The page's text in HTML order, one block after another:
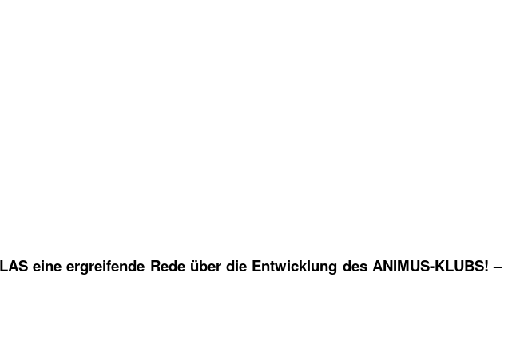
eine ergreifende Rede über die Entwicklung des ANIMUS-KLUBS! –